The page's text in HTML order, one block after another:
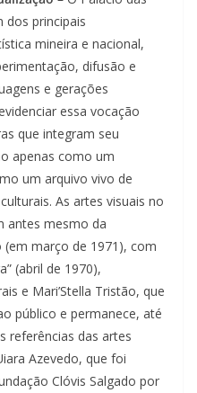
dos principais
mineira e nacional,
difusão e
e gerações
essa vocação
que integram seu
apenas como um
um arquivo vivo de
As artes visuais no
antes mesmo da
março de 1971), com
(abril de 1970),
e Mari’Stella Tristão, que
público e permanece, até
referências das artes
Azevedo, que foi
Clóvis Salgado por